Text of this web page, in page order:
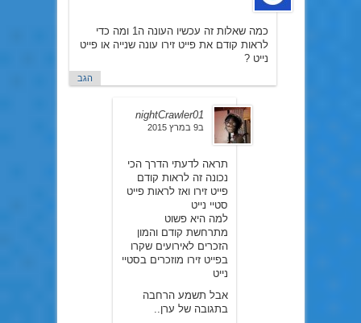
כמה שאלות זה עכשיו העונה ה1 ומה כדי
לראות קודם את פייט זירו עונה שנייה או פייט
נייט ?
הגב
nightCrawler01
ב9 במרץ 2015
תראה לדעתי הדרך הכי
נכונה זה לראות קודם
פייט זירו ואז לראות פייט
סטיי נייט
למה היא פשוט
מתרחשת קודם והמון
הזכרים לאירועים שקרו
בפייט זירו מוזכרים בסטיי
נייט
אבל תשמע הרחבה
בתגובה של ערן..